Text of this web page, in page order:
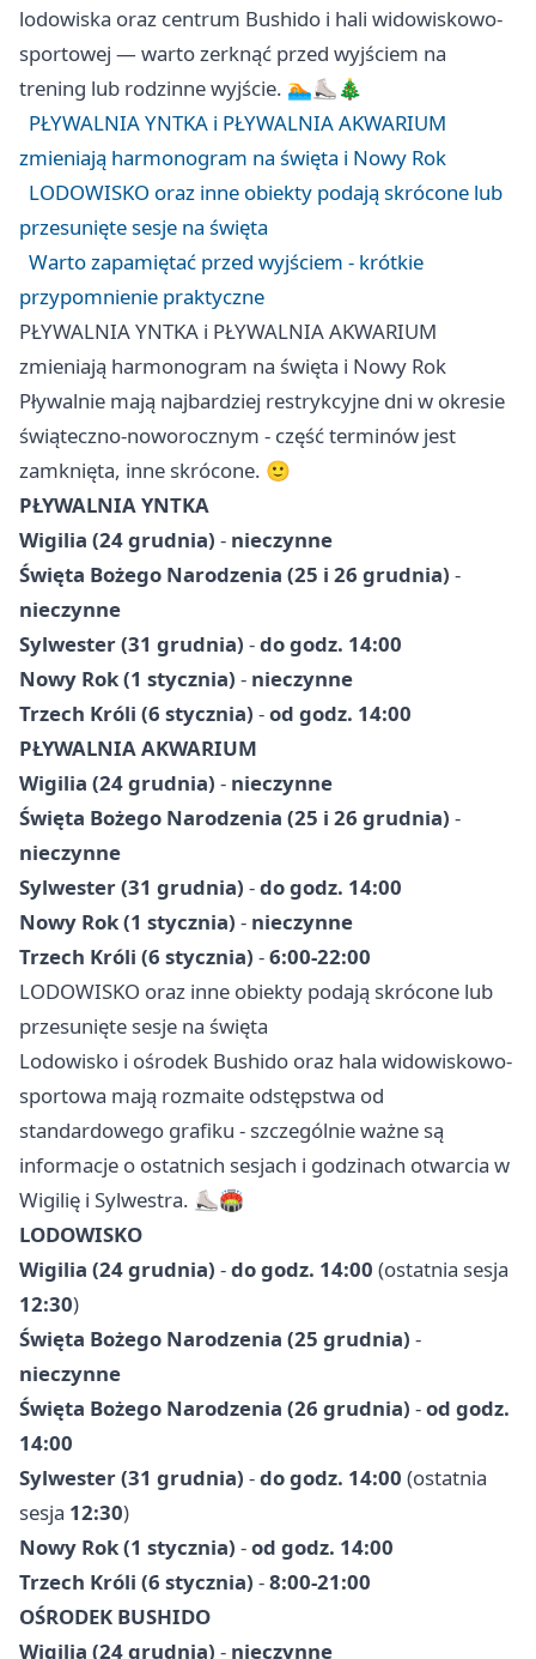
lodowiska oraz centrum Bushido i hali widowiskowo-
sportowej — warto zerknąć przed wyjściem na
trening lub rodzinne wyjście. 🏊⛸️🎄
PŁYWALNIA YNTKA i PŁYWALNIA AKWARIUM
zmieniają harmonogram na święta i Nowy Rok
LODOWISKO oraz inne obiekty podają skrócone lub
przesunięte sesje na święta
Warto zapamiętać przed wyjściem - krótkie
przypomnienie praktyczne
PŁYWALNIA YNTKA i PŁYWALNIA AKWARIUM
zmieniają harmonogram na święta i Nowy Rok
Pływalnie mają najbardziej restrykcyjne dni w okresie
świąteczno-noworocznym - część terminów jest
zamknięta, inne skrócone. 🙂
PŁYWALNIA YNTKA
Wigilia (24 grudnia) - nieczynne
Święta Bożego Narodzenia (25 i 26 grudnia) -
nieczynne
Sylwester (31 grudnia) -do godz. 14:00
Nowy Rok (1 stycznia) - nieczynne
Trzech Króli (6 stycznia) -od godz. 14:00
PŁYWALNIA AKWARIUM
Wigilia (24 grudnia) - nieczynne
Święta Bożego Narodzenia (25 i 26 grudnia) -
nieczynne
Sylwester (31 grudnia) -do godz. 14:00
Nowy Rok (1 stycznia) - nieczynne
Trzech Króli (6 stycznia) -6:00-22:00
LODOWISKO oraz inne obiekty podają skrócone lub
przesunięte sesje na święta
Lodowisko i ośrodek Bushido oraz hala widowiskowo-
sportowa mają rozmaite odstępstwa od
standardowego grafiku - szczególnie ważne są
informacje o ostatnich sesjach i godzinach otwarcia w
Wigilię i Sylwestra. ⛸️🏟️
LODOWISKO
Wigilia (24 grudnia) -do godz. 14:00 (ostatnia sesja
12:30)
Święta Bożego Narodzenia (25 grudnia) -
nieczynne
Święta Bożego Narodzenia (26 grudnia) -od godz.
14:00
Sylwester (31 grudnia) -do godz. 14:00 (ostatnia
sesja 12:30)
Nowy Rok (1 stycznia) -od godz. 14:00
Trzech Króli (6 stycznia) -8:00-21:00
OŚRODEK BUSHIDO
Wigilia (24 grudnia) - nieczynne